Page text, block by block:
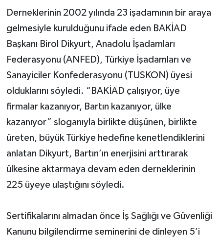
Derneklerinin 2002 yılında 23 işadamının bir araya
gelmesiyle kurulduğunu ifade eden BAKİAD
Başkanı Birol Dikyurt, Anadolu İşadamları
Federasyonu (ANFED), Türkiye İşadamları ve
Sanayiciler Konfederasyonu (TUSKON) üyesi
olduklarını söyledi. “BAKİAD çalışıyor, üye
firmalar kazanıyor, Bartın kazanıyor, ülke
kazanıyor” sloganıyla birlikte düşünen, birlikte
üreten, büyük Türkiye hedefine kenetlendiklerini
anlatan Dikyurt, Bartın’ın enerjisini arttırarak
ülkesine aktarmaya devam eden derneklerinin
225 üyeye ulaştığını söyledi.
Sertifikalarını almadan önce İş Sağlığı ve Güvenliği
Kanunu bilgilendirme seminerini de dinleyen 5’i